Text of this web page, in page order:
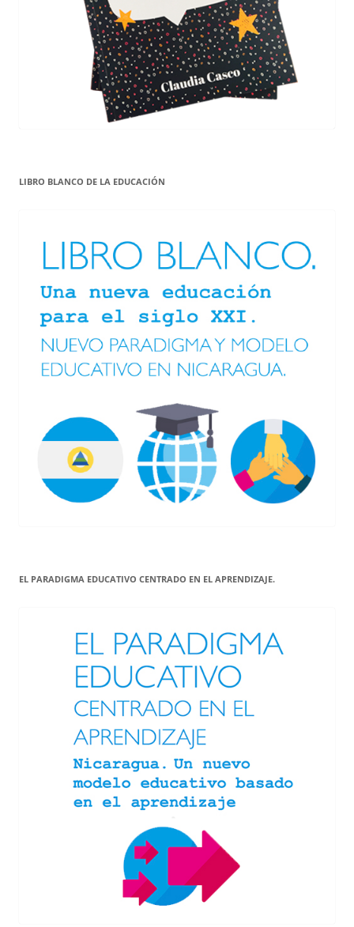
LIBRO BLANCO DE LA EDUCACIÓN
EL PARADIGMA EDUCATIVO CENTRADO EN EL APRENDIZAJE.